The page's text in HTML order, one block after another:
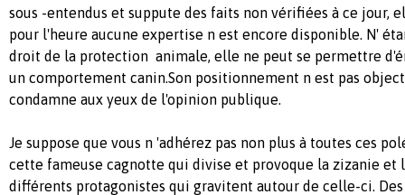
sous -entendus et suppute des faits non vérifiées à ce jour,
pour l'heure aucune expertise n est encore disponible. N'
droit de la protection animale, elle ne peut se permettre
un comportement canin.Son positionnement n est pas
condamne aux yeux de l'opinion publique.
Je suppose que vous n 'adhérez pas non plus à toutes ces
cette fameuse cagnotte qui divise et provoque la zizanie et
différents protagonistes qui gravitent autour de celle-ci.